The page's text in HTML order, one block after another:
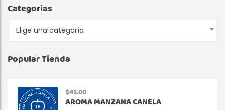
Categorias
Elige una categoría
Popular Tienda
$45.00
AROMA MANZANA CANELA